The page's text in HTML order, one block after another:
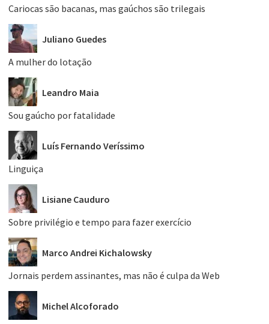
Cariocas são bacanas, mas gaúchos são trilegais
Juliano Guedes
A mulher do lotação
Leandro Maia
Sou gaúcho por fatalidade
Luís Fernando Veríssimo
Linguiça
Lisiane Cauduro
Sobre privilégio e tempo para fazer exercício
Marco Andrei Kichalowsky
Jornais perdem assinantes, mas não é culpa da Web
Michel Alcoforado